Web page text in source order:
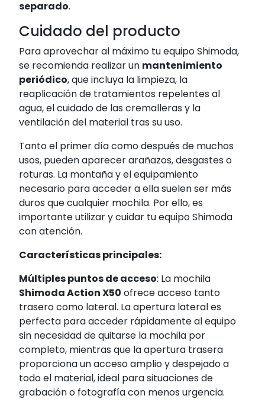
separado.
Cuidado del producto
Para aprovechar al máximo tu equipo Shimoda,
se recomienda realizar un mantenimiento
periódico, que incluya la limpieza, la
reaplicación de tratamientos repelentes al
agua, el cuidado de las cremalleras y la
ventilación del material tras su uso.
Tanto el primer día como después de muchos
usos, pueden aparecer arañazos, desgastes o
roturas. La montaña y el equipamiento
necesario para acceder a ella suelen ser más
duros que cualquier mochila. Por ello, es
importante utilizar y cuidar tu equipo Shimoda
con atención.
Características principales:
Múltiples puntos de acceso: La mochila
Shimoda Action X50 ofrece acceso tanto
trasero como lateral. La apertura lateral es
perfecta para acceder rápidamente al equipo
sin necesidad de quitarse la mochila por
completo, mientras que la apertura trasera
proporciona un acceso amplio y despejado a
todo el material, ideal para situaciones de
grabación o fotografía con menos urgencia.